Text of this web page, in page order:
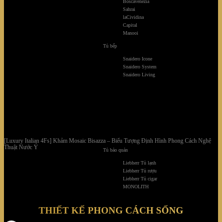
Boscavenezia
Sahrai
laCividina
Capital
Manooi
Tủ bếp
Snaidero Icone
Snaidero System
Snaidero Living
Tủ bảo quản
Liebherr Tủ lạnh
Liebherr Tủ rượu
Liebherr Tủ cigar
MONOLITH
[Luxury Italian 4Fs] Khảm Mosaic Bisazza – Biểu Tượng Định Hình Phong Cách Nghệ
Thuật Nước Ý
THIẾT KẾ PHONG CÁCH SỐNG